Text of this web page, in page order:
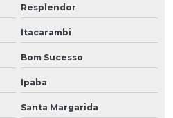
Resplendor
Itacarambi
Bom Sucesso
Ipaba
Santa Margarida